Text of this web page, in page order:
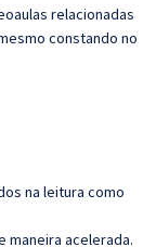
relacionadas
constando no
na leitura como
maneira acelerada.